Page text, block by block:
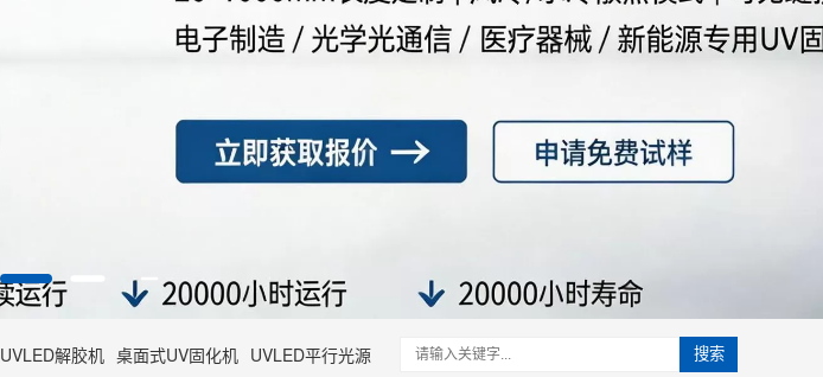
UVLED解胶机 桌面式UV固化机 UVLED平行光源 搜索